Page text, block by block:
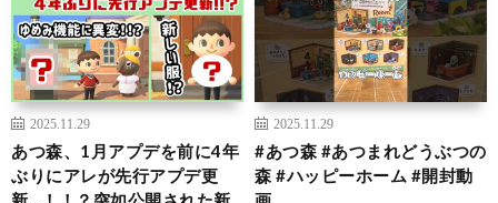
2025.11.29
あつ森、1月アプデを前に4年
ぶりにアレが先行アプデ更
2025.11.29
#あつ森 #あつまれどうぶつの
森 #ハッピーホーム #開封動